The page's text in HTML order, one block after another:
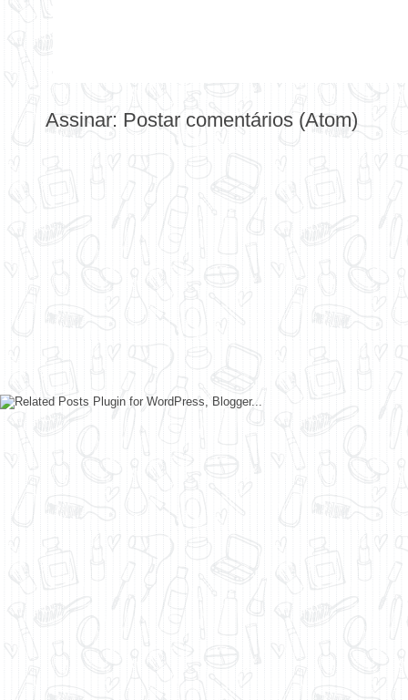
Assinar: Postar comentários (Atom)